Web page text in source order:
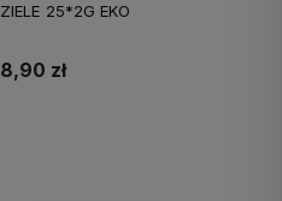
ZIELE 25*2G EKO
8,90 zł